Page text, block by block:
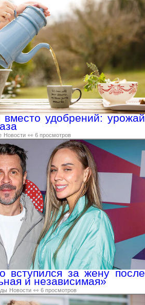
удобрений: урожай
Новости 👀 6 просмотров
вступился за жену после
и независимая»
Новости 👀 6 просмотров